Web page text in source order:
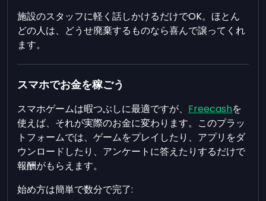
施設のスタッフに軽く話しかけるだけでOK。ほとん
どの人は、どうせ廃棄するものなら喜んで譲ってくれ
ます。
スマホでお金を稼ごう
スマホゲームは暇つぶしに最適ですが、 Freecashを
使えば、それが実際のお金に変わります。このプラッ
トフォームでは、ゲームをプレイしたり、アプリをダ
ウンロードしたり、アンケートに答えたりするだけで
報酬がもらえます。
始め方は簡単で数分で完了: